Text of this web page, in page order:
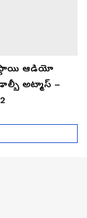
స్థాయి ఆడియో
అట్మాస్ –